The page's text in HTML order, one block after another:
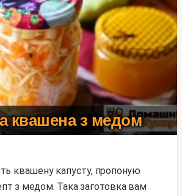
квашена з медом
з медом. Така заготовка вам